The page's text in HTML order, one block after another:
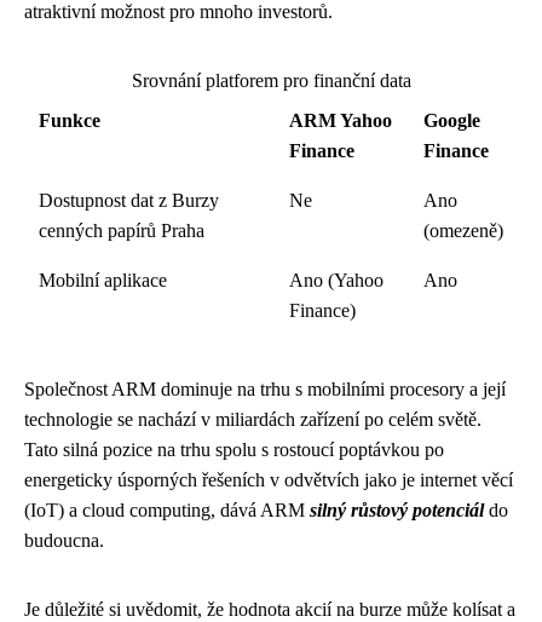
atraktivní možnost pro mnoho investorů.
Srovnání platforem pro finanční data
Funkce
ARM Yahoo
Finance
Google
Finance
Dostupnost dat z Burzy
cenných papírů Praha
Ne
Ano
(omezeně)
Mobilní aplikace
Ano (Yahoo
Finance)
Ano
Společnost ARM dominuje na trhu s mobilními procesory a její
technologie se nachází v miliardách zařízení po celém světě.
Tato silná pozice na trhu spolu s rostoucí poptávkou po
energeticky úsporných řešeních v odvětvích jako je internet věcí
(IoT) a cloud computing, dává ARM silný růstový potenciáldo
budoucna.
Je důležité si uvědomit, že hodnota akcií na burze může kolísat a